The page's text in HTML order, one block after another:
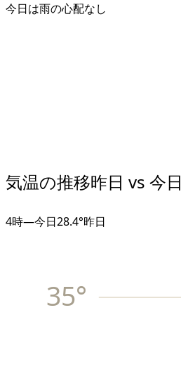
今日は雨の心配なし
気温の推移昨日 vs 今日
4時—今日28.4°昨日
35°